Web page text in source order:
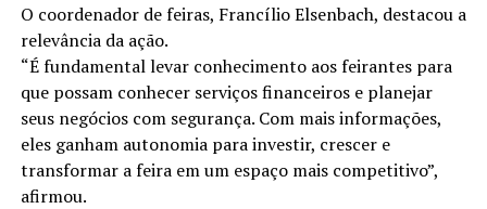
O coordenador de feiras, Francílio Elsenbach, destacou a
relevância da ação.
“É fundamental levar conhecimento aos feirantes para
que possam conhecer serviços financeiros e planejar
seus negócios com segurança. Com mais informações,
eles ganham autonomia para investir, crescer e
transformar a feira em um espaço mais competitivo”,
afirmou.